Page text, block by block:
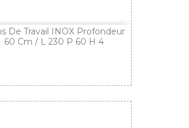
De Travail INOX Profondeur
60 Cm / L 230 P 60 H 4